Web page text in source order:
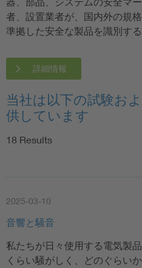
者、設置業者が、国内外の規
準拠した安全な製品を識別す
詳細情報
当社は以下の試験お
供しています
18 Results
2025-03-10
音響と騒音
私たちが日々使用する電気製
くらい騒がしく、どのぐらい